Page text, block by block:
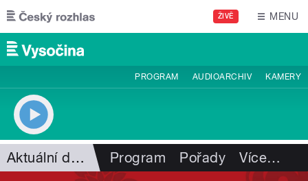
Přejít k hlavnímu obsahu
ŽIVĚ MENU
PROGRAM AUDIOARCHIV KAMERY
Aktuální dění Program Pořady Více…